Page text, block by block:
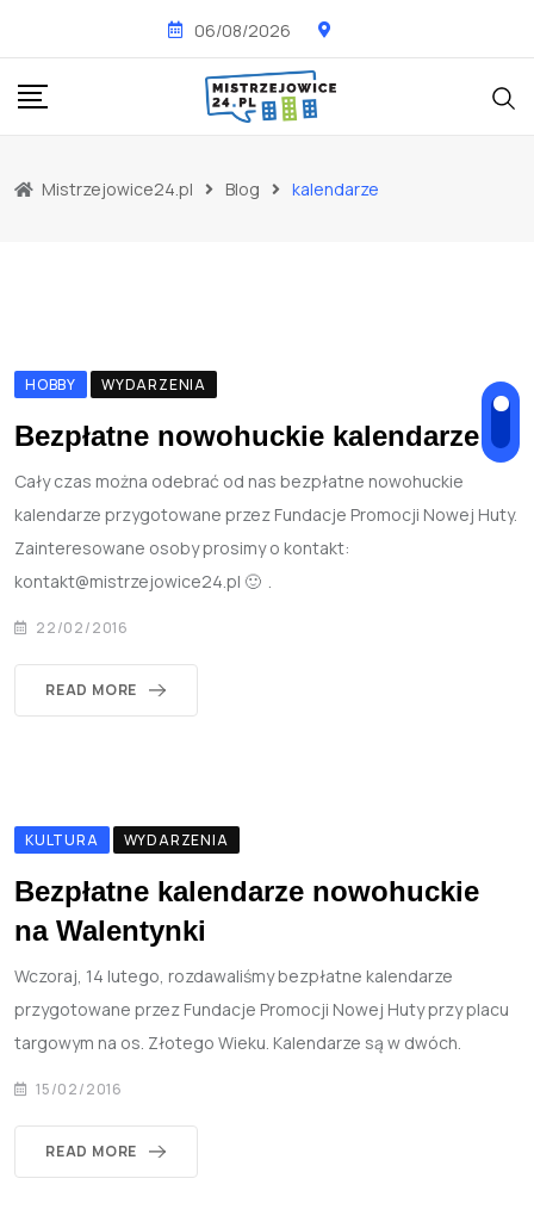
content
06/08/2026
Mistrzejowice24.pl Blog kalendarze
HOBBY WYDARZENIA
Bezpłatne nowohuckie kalendarze
Cały czas można odebrać od nas bezpłatne nowohuckie
kalendarze przygotowane przez Fundacje Promocji Nowej Huty.
Zainteresowane osoby prosimy o kontakt:
kontakt@mistrzejowice24.pl 🙂 .
22/02/2016
READ MORE
KULTURA WYDARZENIA
Bezpłatne kalendarze nowohuckie
na Walentynki
Wczoraj, 14 lutego, rozdawaliśmy bezpłatne kalendarze
przygotowane przez Fundacje Promocji Nowej Huty przy placu
targowym na os. Złotego Wieku. Kalendarze są w dwóch.
15/02/2016
READ MORE